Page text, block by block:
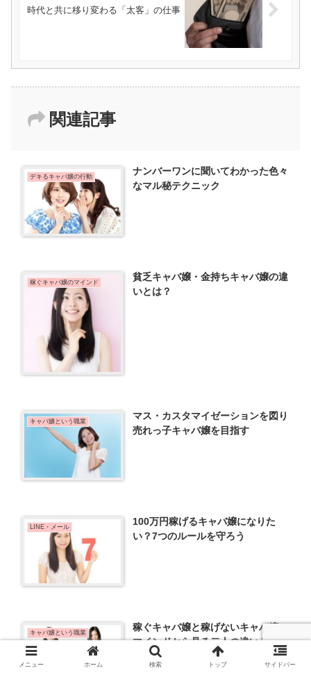
時代と共に移り変わる「太客」の仕事
関連記事
デキるキャバ嬢の行動
ナンバーワンに聞いてわかった色々
なマル秘テクニック
稼ぐキャバ嬢のマインド
貧乏キャバ嬢・金持ちキャバ嬢の違
いとは？
キャバ嬢という職業
マス・カスタマイゼーションを図り
売れっ子キャバ嬢を目指す
LINE・メール
100万円稼げるキャバ嬢になりた
い？7つのルールを守ろう
キャバ嬢という職業
稼ぐキャバ嬢と稼げないキャバ嬢、
マインドから見る二人の違いとは？
メニュー ホーム 検索 トップ サイドバー